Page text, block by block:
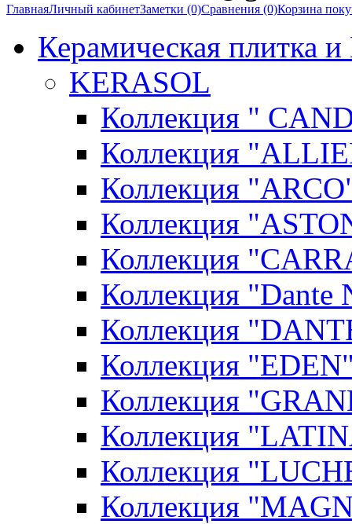
ГлавнаяЛичный кабинетЗаметки (0)Сравнения (0)Корзина
Керамическая плитка
KERASOL
Коллекция "
Коллекция
Коллекция
Коллекция
Коллекция
Коллекция "Dante
Коллекция
Коллекция
Коллекция
Коллекция
Коллекция
Коллекция